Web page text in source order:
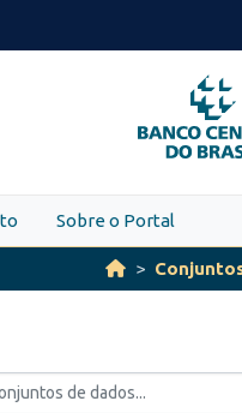
PARA
O
Sobre o Portal